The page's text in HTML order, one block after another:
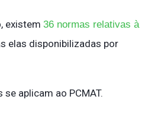
existem 36 normas relativas à
elas disponibilizadas por
aplicam ao PCMAT.